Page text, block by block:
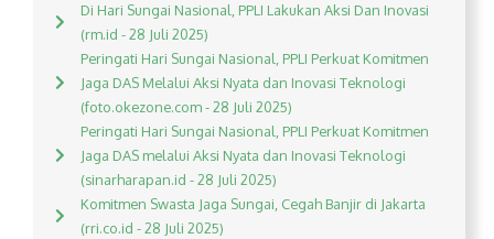
Di Hari Sungai Nasional, PPLI Lakukan Aksi Dan Inovasi
(rm.id - 28 Juli 2025)
Peringati Hari Sungai Nasional, PPLI Perkuat Komitmen
Jaga DAS Melalui Aksi Nyata dan Inovasi Teknologi
(foto.okezone.com - 28 Juli 2025)
Peringati Hari Sungai Nasional, PPLI Perkuat Komitmen
Jaga DAS melalui Aksi Nyata dan Inovasi Teknologi
(sinarharapan.id - 28 Juli 2025)
Komitmen Swasta Jaga Sungai, Cegah Banjir di Jakarta
(rri.co.id - 28 Juli 2025)